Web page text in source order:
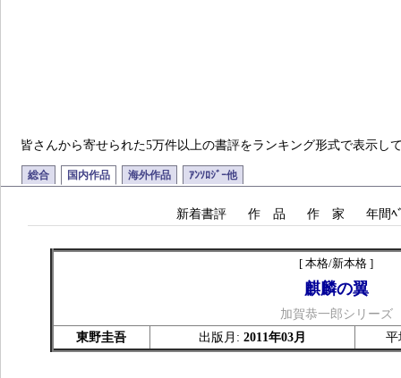
皆さんから寄せられた5万件以上の書評をランキング形式で表示し
総合 国内作品 海外作品 ｱﾝｿﾛｼﾞｰ他
新着書評 作 品 作 家 年間ﾍ
[ 本格/新本格 ]
麒麟の翼
加賀恭一郎シリーズ
東野圭吾
出版月: 2011年03月